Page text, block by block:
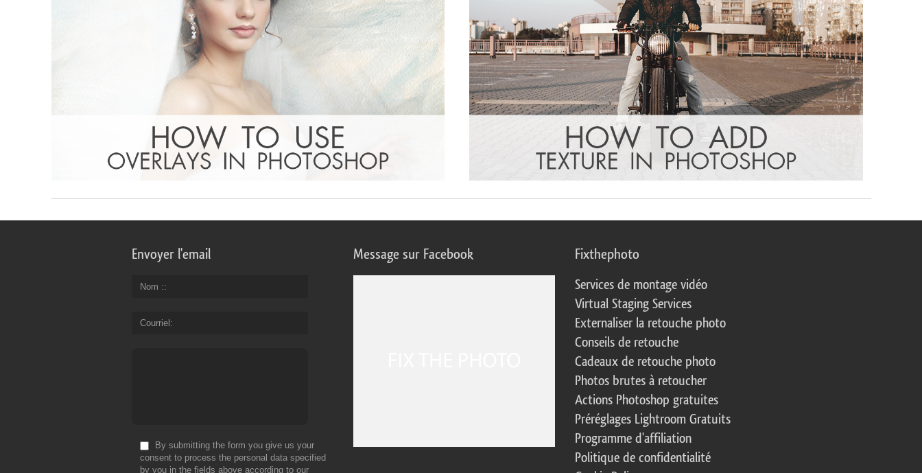
Envoyer l'email
Nom :
Courriel
By submitting the form you give us your
consent to process the personal data specified
by you in the fields above according to our
Message sur Facebook Fixthephoto
Services de montage vidéo
Virtual Staging Services
Externaliser la retouche photo
Conseils de retouche
Cadeaux de retouche photo
Photos brutes à retoucher
Actions Photoshop gratuites
Préréglages Lightroom Gratuits
Programme d'affiliation
Politique de confidentialité